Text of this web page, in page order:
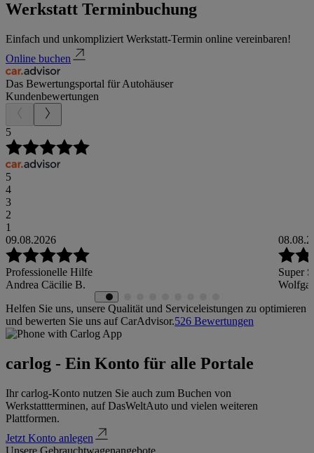
Werkstatt Terminbuchung
Einfach und unkompliziert Werkstatt-Termin online vereinbaren!
Online buchen
Das Bewertungsportal für Autohäuser
Kundenbewertungen
5
5
4
3
2
1
09.08.2026
Professionelle Hilfe
Andrea Cäcilie B.
Super
Helfen Sie uns, unsere Qualität und Serviceleistungen zu optimieren
und bewerten Sie uns auf CarAdvisor.526 Bewertungen
carlog - Ein Konto für alle Portale
Ihr carlog-Konto nutzen Sie auch zum Buchen von
Werkstattterminen, auf DasWeltAuto und vielen weiteren
Plattformen.
Jetzt Konto anlegen
Unsere Gebrauchtwagenangebote